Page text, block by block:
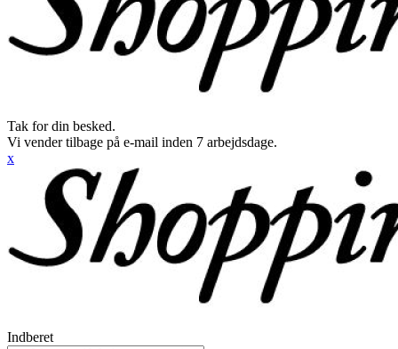
Tak for din besked.
Vi vender tilbage på e-mail inden 7 arbejdsdage.
x
Indberet